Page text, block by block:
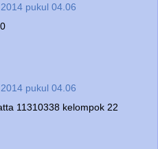
pukul 04.06
pukul 04.06
11310338 kelompok 22